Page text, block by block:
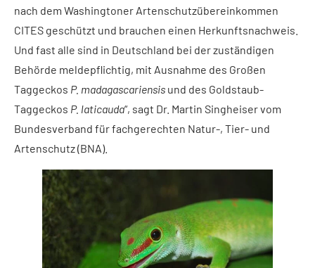
nach dem Washingtoner Artenschutzübereinkommen
CITES geschützt und brauchen einen Herkunftsnachweis.
Und fast alle sind in Deutschland bei der zuständigen
Behörde meldepflichtig, mit Ausnahme des Großen
Taggeckos P. madagascariensis und des Goldstaub-
Taggeckos P. laticauda“, sagt Dr. Martin Singheiser vom
Bundesverband für fachgerechten Natur-, Tier- und
Artenschutz (BNA).